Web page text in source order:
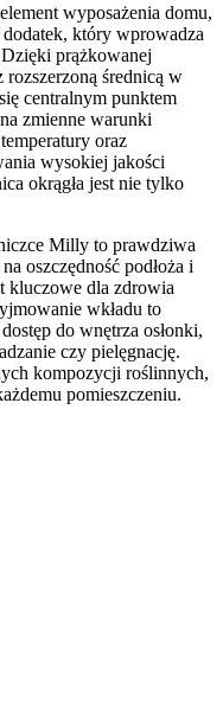
wyposażenia domu,
który wprowadza
prążkowanej
średnicą w
centralnym punktem
zmienne warunki
oraz
wysokiej jakości
okrągła jest nie tylko
Milly to prawdziwa
oszczędność podłoża i
kluczowe dla zdrowia
wkładu to
do wnętrza osłonki,
czy pielęgnację.
kompozycji roślinnych,
pomieszczeniu.